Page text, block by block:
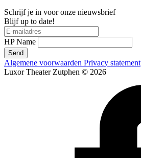
Schrijf je in voor onze nieuwsbrief
Blijf up to date!
HP Name
Send
Algemene voorwaarden Privacy statement
Luxor Theater Zutphen © 2026